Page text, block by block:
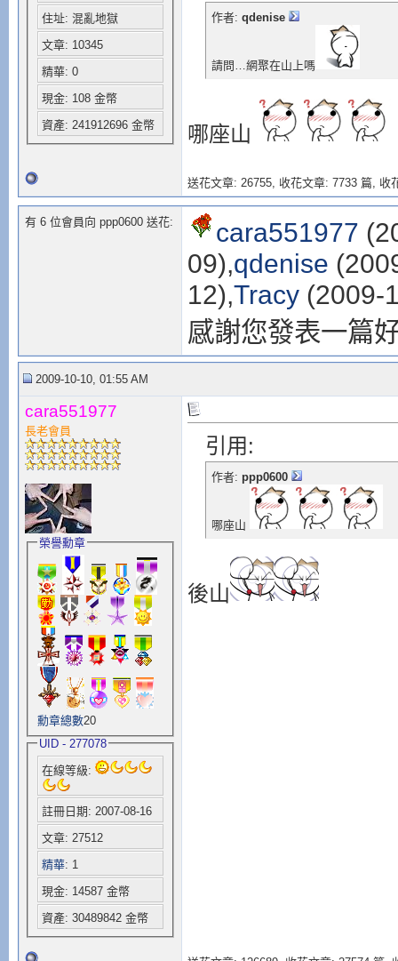
住址: 混亂地獄
文章: 10345
精華: 0
現金: 108 金幣
資產: 241912696 金幣
作者: qdenise
請問…網聚在山上嗎
哪座山
送花文章: 26755, 收花文章: 7733 篇, 收
有 6 位會員向 ppp0600 送花: cara551977
09),qdenise
12),Tracy(2009-
感謝您發表一篇
2009-10-10, 01:55 AM
cara551977
長老會員
榮譽勳章
勳章總數20
UID - 277078
在線等級:
註冊日期: 2007-08-16
文章: 27512
精華: 1
現金: 14587 金幣
資產: 30489842 金幣
引用:
作者: ppp0600
哪座山
後山